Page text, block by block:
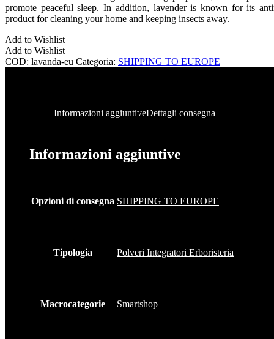
promote peaceful sleep. In addition, lavender is known for its
product for cleaning your home and keeping insects away.
Add to Wishlist
Add to Wishlist
COD: lavanda-eu Categoria: SHIPPING TO EUROPE
Informazioni aggiuntiveDettagli consegna
Informazioni aggiuntive
Opzioni di consegna SHIPPING TO EUROPE
Tipologia Polveri Integratori Erboristeria
Macrocategorie Smartshop